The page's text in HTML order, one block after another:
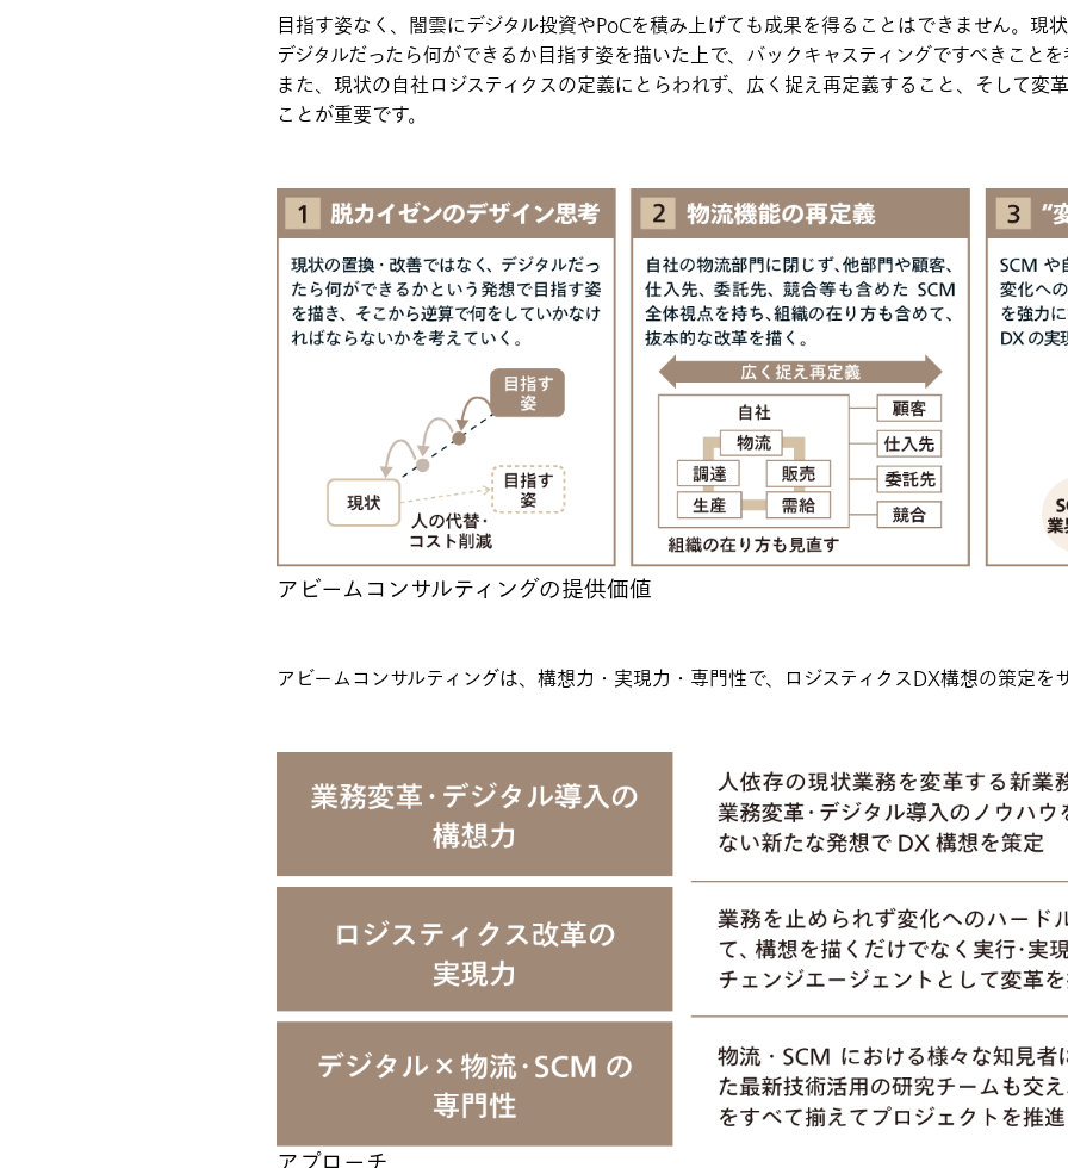
目指す姿なく、闇雲にデジタル投資やPoCを積み上げても成果を得ることはできません。現
デジタルだったら何ができるか目指す姿を描いた上で、バックキャスティングですべきこと
また、現状の自社ロジスティクスの定義にとらわれず、広く捉え再定義すること、そして変
ことが重要です。
アビームコンサルティングの提供価値
アビームコンサルティングは、構想力・実現力・専門性で、ロジスティクスDX構想の策定を